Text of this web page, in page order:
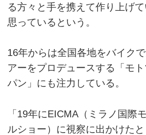
る方々と手を携えて作り上げ
思っているという。
16年からは全国各地をバイク
アーをプロデュースする「モ
パン」にも注力している。
「19年にEICMA（ミラノ国際
ルショー）に視察に出かけた